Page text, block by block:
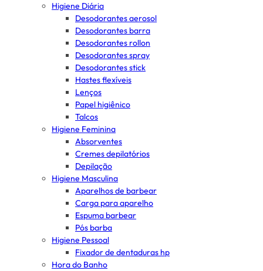
Higiene Diária
Desodorantes aerosol
Desodorantes barra
Desodorantes rollon
Desodorantes spray
Desodorantes stick
Hastes flexíveis
Lenços
Papel higiênico
Talcos
Higiene Feminina
Absorventes
Cremes depilatórios
Depilação
Higiene Masculina
Aparelhos de barbear
Carga para aparelho
Espuma barbear
Pós barba
Higiene Pessoal
Fixador de dentaduras hp
Hora do Banho